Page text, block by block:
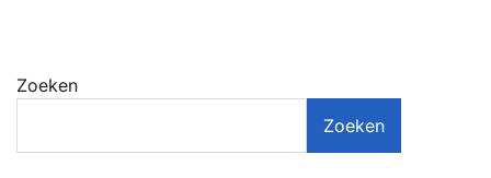
Zoeken
Zoeken